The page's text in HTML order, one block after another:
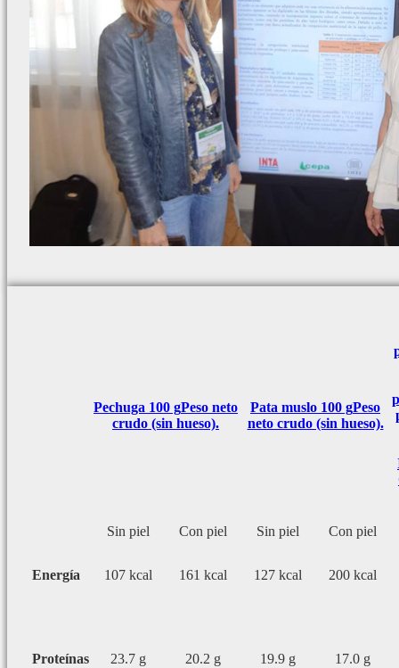
Pechuga 100 gPeso neto
crudo (sin hueso).
Pata muslo 100 gPeso
neto crudo (sin hueso).
Sin piel Con piel Sin piel Con piel
Energía 107 kcal 161 kcal 127 kcal 200 kcal
Proteínas 23.7 g 20.2 g 19.9 g 17.0 g